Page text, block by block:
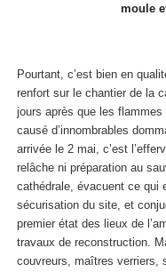
moule
Pourtant, c’est bien en
renfort sur le chantier de la
jours après que les
causé d’innombrables
arrivée le 2 mai, c’est
relâche ni préparation au
cathédrale, évacuent ce qui
sécurisation du site, et
premier état des lieux de
travaux de reconstruction.
couvreurs, maîtres verriers,